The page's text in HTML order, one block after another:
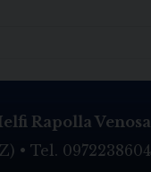
Rapolla Venosa
• Tel. 0972238604